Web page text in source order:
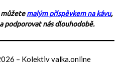
můžetemalým příspěvkem na kávu,
podporovat nás dlouhodobě.
– Kolektiv valka.online